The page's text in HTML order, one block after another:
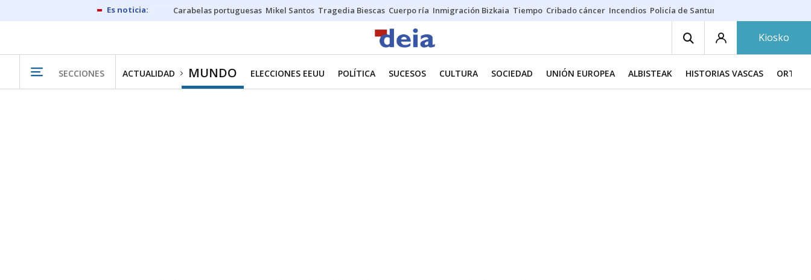
Carabelas portuguesas Mikel Santos Tragedia Biescas Cuerpo ría Inmigración Bizkaia Tiempo Cribado cáncer Incendios Policía de Santurtzi
Kiosko
SECCIONES ACTUALIDAD MUNDO ELECCIONES EEUU POLÍTICA SUCESOS CULTURA SOCIEDAD UNIÓN EUROPEA ALBISTEAK HISTORIAS VASCAS